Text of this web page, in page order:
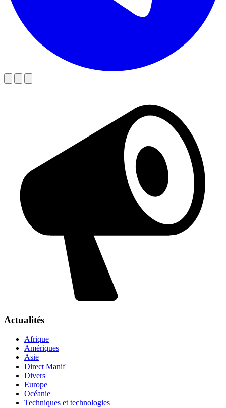
Actualités
Afrique
Amériques
Asie
Direct Manif
Divers
Europe
Océanie
Techniques et technologies